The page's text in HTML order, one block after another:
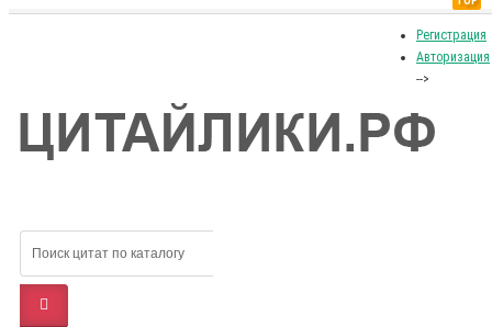
Регистрация
Авторизация
-->